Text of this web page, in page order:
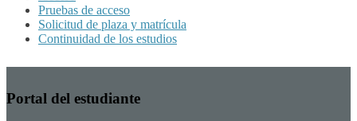
Pruebas de acceso
Solicitud de plaza y matrícula
Continuidad de los estudios
Portal del estudiante